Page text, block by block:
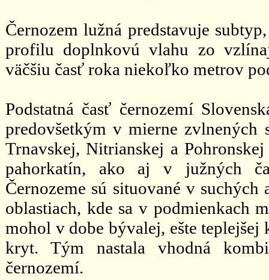
Černozem lužná predstavuje
profilu doplnkovú vlahu zo
väčšiu časť roka niekoľko metrov
Podstatná časť černozemí
predovšetkým v mierne zvlnených
Trnavskej, Nitrianskej a
pahorkatín, ako aj v južných
Černozeme sú situované v
oblastiach, kde sa v podmienkach
mohol v dobe bývalej, ešte
kryt. Tým nastala vhodná
černozemí.